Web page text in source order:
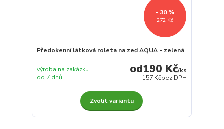
272 Kč
- 30 %
Předokenní látková roleta na zeď AQUA - zelená
190 Kč/ks
157 Kčbez DPH
výroba na zakázku
do 7 dnů
Zvolit variantu